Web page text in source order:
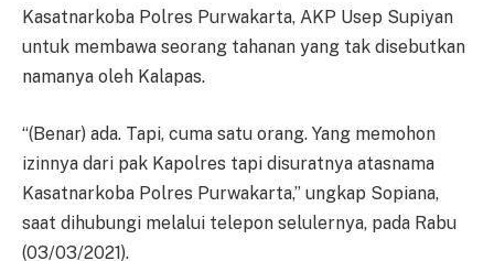
Kasatnarkoba Polres Purwakarta, AKP Usep Supiyan
untuk membawa seorang tahanan yang tak disebutkan
namanya oleh Kalapas.
“(Benar) ada. Tapi, cuma satu orang. Yang memohon
izinnya dari pak Kapolres tapi disuratnya atasnama
Kasatnarkoba Polres Purwakarta,” ungkap Sopiana,
saat dihubungi melalui telepon selulernya, pada Rabu
(03/03/2021).